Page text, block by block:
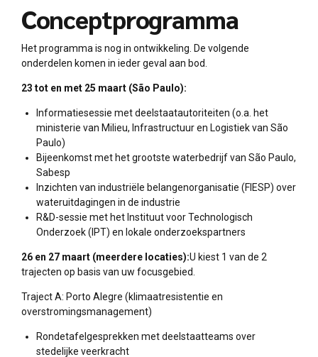
Conceptprogramma
Het programma is nog in ontwikkeling. De volgende
onderdelen komen in ieder geval aan bod.
23 tot en met 25 maart (São Paulo):
Informatiesessie met deelstaatautoriteiten (o.a. het
ministerie van Milieu, Infrastructuur en Logistiek van São
Paulo)
Bijeenkomst met het grootste waterbedrijf van São Paulo,
Sabesp
Inzichten van industriële belangenorganisatie (FIESP) over
wateruitdagingen in de industrie
R&D-sessie met het Instituut voor Technologisch
Onderzoek (IPT) en lokale onderzoekspartners
26 en 27 maart (meerdere locaties):U kiest 1 van de 2
trajecten op basis van uw focusgebied.
Traject A: Porto Alegre (klimaatresistentie en
overstromingsmanagement)
Rondetafelgesprekken met deelstaatteams over
stedelijke veerkracht